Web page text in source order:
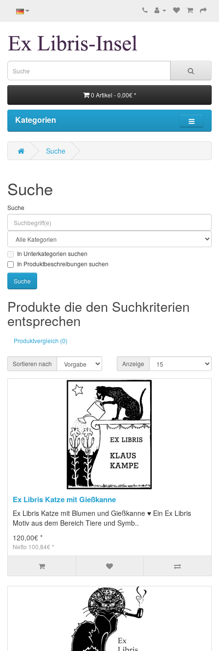
0 Artikel - 0,00€ *
Kategorien
Suche
Suche
Suche
In Unterkategorien suchen
In Produktbeschreibungen suchen
Produkte die den Suchkriterien
entsprechen
Produktvergleich (0)
Sortieren nach Anzeige
Ex Libris Katze mit Gießkanne
Ex Libris Katze mit Blumen und Gießkanne ♥ Ein Ex Libris
Motiv aus dem Bereich Tiere und Symb..
120,00€ *
Netto 100,84€ *